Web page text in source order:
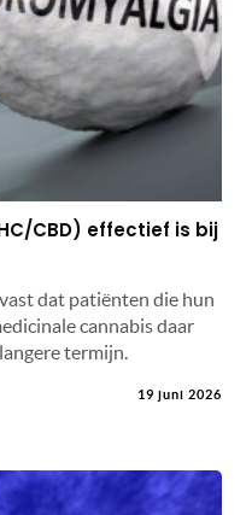
CBD) effectief is bij
dat patiënten die hun
cannabis daar
termijn.
19 juni 2026